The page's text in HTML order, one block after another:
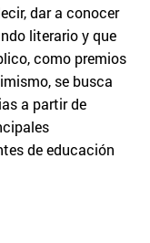
dar a conocer
literario y que
como premios
se busca
a partir de
de educación